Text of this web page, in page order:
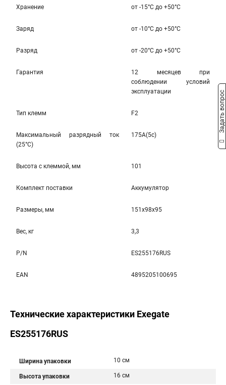
Хранение от -15°С до +50°С
Заряд от -10°С до +50°С
Разряд от -20°С до +50°С
Гарантия
12 месяцев при
соблюдении условий
эксплуатации
Тип клемм F2
Максимальный разрядный ток
(25°С)
175A(5c)
Высота c клеммой, мм 101
Комплект поставки Аккумулятор
Размеры, мм 151x98x95
Вес, кг 3,3
P/N ES255176RUS
EAN 4895205100695
Технические характеристики Exegate
ES255176RUS
Ширина упаковки 10 см
Высота упаковки 16 см
Задать вопрос